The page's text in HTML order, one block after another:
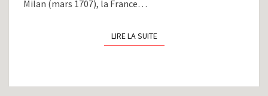
Milan (mars 1707), la France…
LIRE LA SUITELIRE LA SUITE